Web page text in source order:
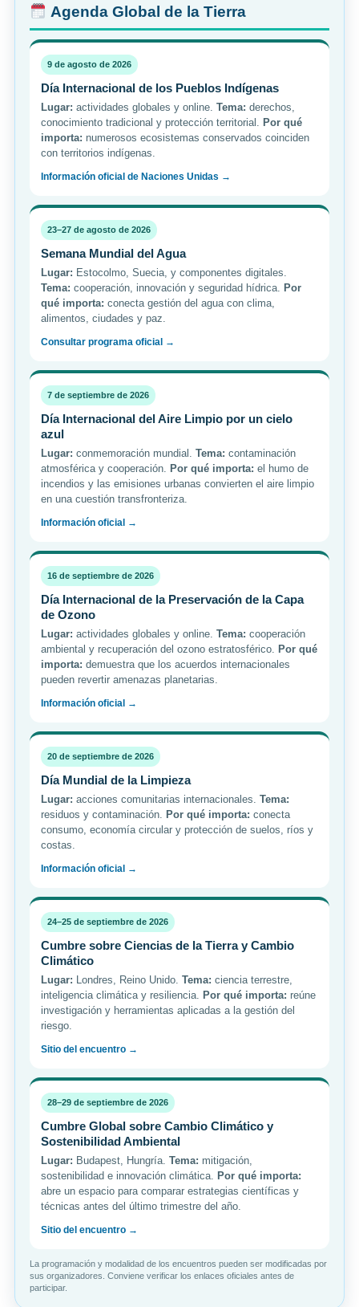
Agenda Global de la Tierra
9 de agosto de 2026
Día Internacional de los Pueblos Indígenas
Lugar: actividades globales y online. Tema: derechos,
conocimiento tradicional y protección territorial. Por qué
importa: numerosos ecosistemas conservados coinciden
con territorios indígenas.
Información oficial de Naciones Unidas →
23–27 de agosto de 2026
Semana Mundial del Agua
Lugar: Estocolmo, Suecia, y componentes digitales.
Tema: cooperación, innovación y seguridad hídrica. Por
qué importa: conecta gestión del agua con clima,
alimentos, ciudades y paz.
Consultar programa oficial →
7 de septiembre de 2026
Día Internacional del Aire Limpio por un cielo
azul
Lugar: conmemoración mundial. Tema: contaminación
atmosférica y cooperación. Por qué importa: el humo de
incendios y las emisiones urbanas convierten el aire limpio
en una cuestión transfronteriza.
Información oficial →
16 de septiembre de 2026
Día Internacional de la Preservación de la Capa
de Ozono
Lugar: actividades globales y online. Tema: cooperación
ambiental y recuperación del ozono estratosférico. Por qué
importa: demuestra que los acuerdos internacionales
pueden revertir amenazas planetarias.
Información oficial →
20 de septiembre de 2026
Día Mundial de la Limpieza
Lugar: acciones comunitarias internacionales. Tema:
residuos y contaminación. Por qué importa: conecta
consumo, economía circular y protección de suelos, ríos y
costas.
Información oficial →
24–25 de septiembre de 2026
Cumbre sobre Ciencias de la Tierra y Cambio
Climático
Lugar: Londres, Reino Unido. Tema: ciencia terrestre,
inteligencia climática y resiliencia. Por qué importa: reúne
investigación y herramientas aplicadas a la gestión del
riesgo.
Sitio del encuentro →
28–29 de septiembre de 2026
Cumbre Global sobre Cambio Climático y
Sostenibilidad Ambiental
Lugar: Budapest, Hungría. Tema: mitigación,
sostenibilidad e innovación climática. Por qué importa:
abre un espacio para comparar estrategias científicas y
técnicas antes del último trimestre del año.
Sitio del encuentro →
La programación y modalidad de los encuentros pueden ser modificadas por
sus organizadores. Conviene verificar los enlaces oficiales antes de
participar.